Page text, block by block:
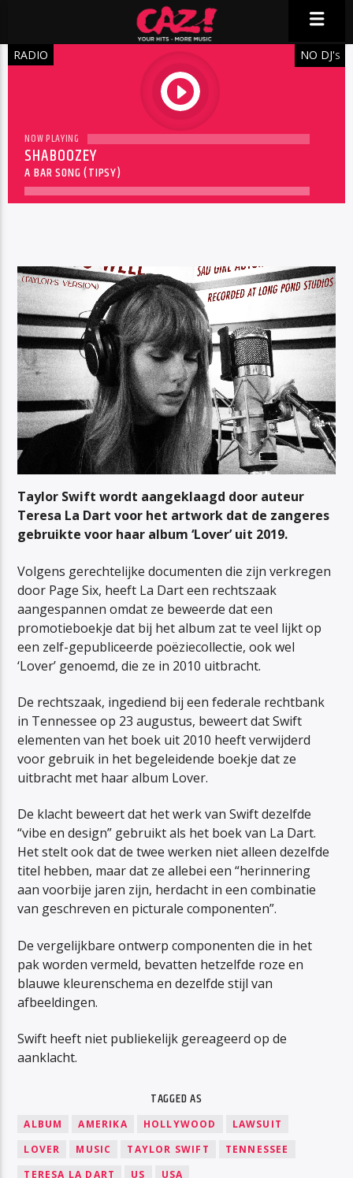
RADIO
play
NO DJ'S
NOW PLAYING
SHABOOZEY
A BAR SONG (TIPSY)
Taylor Swift wordt aangeklaagd door auteur
Teresa La Dart voor het artwork dat de zangeres
gebruikte voor haar album ‘Lover’ uit 2019.
Volgens gerechtelijke documenten die zijn verkregen
door Page Six, heeft La Dart een rechtszaak
aangespannen omdat ze beweerde dat een
promotieboekje dat bij het album zat te veel lijkt op
een zelf-gepubliceerde poëziecollectie, ook wel
‘Lover’ genoemd, die ze in 2010 uitbracht.
De rechtszaak, ingediend bij een federale rechtbank
in Tennessee op 23 augustus, beweert dat Swift
elementen van het boek uit 2010 heeft verwijderd
voor gebruik in het begeleidende boekje dat ze
uitbracht met haar album Lover.
De klacht beweert dat het werk van Swift dezelfde
“vibe en design” gebruikt als het boek van La Dart.
Het stelt ook dat de twee werken niet alleen dezelfde
titel hebben, maar dat ze allebei een “herinnering
aan voorbije jaren zijn, herdacht in een combinatie
van geschreven en picturale componenten”.
De vergelijkbare ontwerp componenten die in het
pak worden vermeld, bevatten hetzelfde roze en
blauwe kleurenschema en dezelfde stijl van
afbeeldingen.
Swift heeft niet publiekelijk gereageerd op de
aanklacht.
TAGGED AS
ALBUM AMERIKA HOLLYWOOD
LAWSUIT
LOVER
MUSIC TAYLOR SWIFT
TENNESSEE
TERESA LA DART
US USA